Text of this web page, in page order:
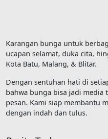
Karangan bunga untuk
ucapan selamat, duka cita,
Kota Batu, Malang, & Blitar.
Dengan sentuhan hati di
bahwa bunga bisa jadi media
pesan. Kami siap membantu
dengan indah dan tulus.